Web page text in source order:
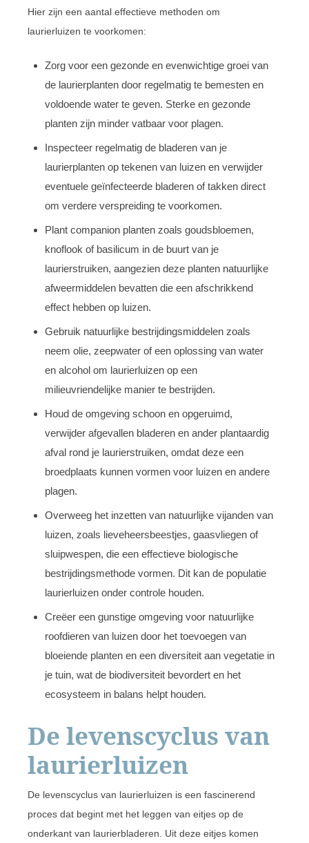
Hier zijn een aantal effectieve methoden om
laurierluizen te voorkomen:
Zorg voor een gezonde en evenwichtige groei van
de laurierplanten door regelmatig te bemesten en
voldoende water te geven. Sterke en gezonde
planten zijn minder vatbaar voor plagen.
Inspecteer regelmatig de bladeren van je
laurierplanten op tekenen van luizen en verwijder
eventuele geïnfecteerde bladeren of takken direct
om verdere verspreiding te voorkomen.
Plant companion planten zoals goudsbloemen,
knoflook of basilicum in de buurt van je
laurierstruiken, aangezien deze planten natuurlijke
afweermiddelen bevatten die een afschrikkend
effect hebben op luizen.
Gebruik natuurlijke bestrijdingsmiddelen zoals
neem olie, zeepwater of een oplossing van water
en alcohol om laurierluizen op een
milieuvriendelijke manier te bestrijden.
Houd de omgeving schoon en opgeruimd,
verwijder afgevallen bladeren en ander plantaardig
afval rond je laurierstruiken, omdat deze een
broedplaats kunnen vormen voor luizen en andere
plagen.
Overweeg het inzetten van natuurlijke vijanden van
luizen, zoals lieveheersbeestjes, gaasvliegen of
sluipwespen, die een effectieve biologische
bestrijdingsmethode vormen. Dit kan de populatie
laurierluizen onder controle houden.
Creëer een gunstige omgeving voor natuurlijke
roofdieren van luizen door het toevoegen van
bloeiende planten en een diversiteit aan vegetatie in
je tuin, wat de biodiversiteit bevordert en het
ecosysteem in balans helpt houden.
De levenscyclus van
laurierluizen
De levenscyclus van laurierluizen is een fascinerend
proces dat begint met het leggen van eitjes op de
onderkant van laurierbladeren. Uit deze eitjes komen